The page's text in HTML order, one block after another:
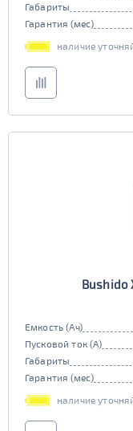
Габариты
Гарантия (мес)
наличие
Bushido
Емкость (Ач)
Пусковой ток (А)
Габариты
Гарантия (мес)
наличие